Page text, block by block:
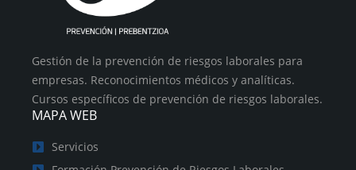
Gestión de la prevención de riesgos laborales para
empresas. Reconocimientos médicos y analíticas.
Cursos específicos de prevención de riesgos laborales.
MAPA WEB
Servicios